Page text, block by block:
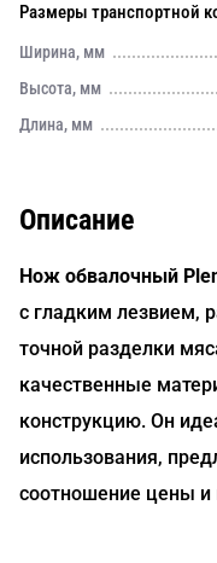
Размеры транспортной
Ширина, мм
Высота, мм
Длина, мм
Описание
Нож обвалочный
с гладким лезвием,
точной разделки
качественные
конструкцию. Он
использования,
соотношение цены и